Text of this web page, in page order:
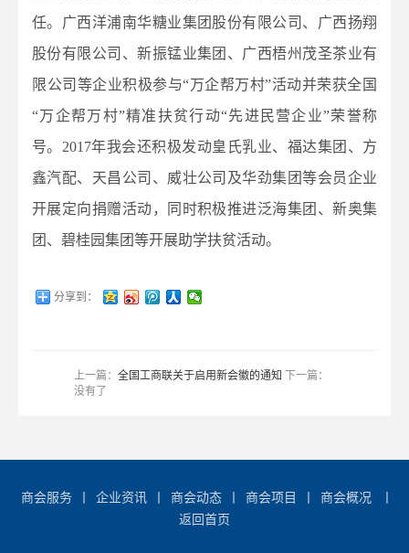
任。广西洋浦南华糖业集团股份有限公司、广西扬翔
股份有限公司、新振锰业集团、广西梧州茂圣茶业有
限公司等企业积极参与“万企帮万村”活动并荣获全国
“万企帮万村”精准扶贫行动“先进民营企业”荣誉称
号。2017年我会还积极发动皇氏乳业、福达集团、方
鑫汽配、天昌公司、威壮公司及华劲集团等会员企业
开展定向捐赠活动，同时积极推进泛海集团、新奥集
团、碧桂园集团等开展助学扶贫活动。
分享到：
上一篇： 全国工商联关于启用新会徽的通知
下一篇：
没有了
商会服务 企业资讯 商会动态 商会项目 商会概况
返回首页